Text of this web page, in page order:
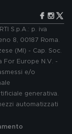
S.p.A.: p. iva
8, 00187 Roma.
(MI) - Cap. Soc.
For Europe N.V. -
e/o
generativa.
automatizzati